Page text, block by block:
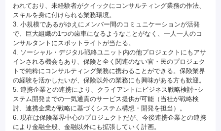
われており、未経験者がクイックにコンサルティング業務の作法、
スキルを身に付けられる業務環境。
3. 小規模であるがゆえにメンバー間のコミュニケーションが活発
で、巨大組織の1つの歯車になるようなことがなく、一人一人のコ
ンサルタントにスポットライトが当たる。
4. ソーシャル・デジタル戦略ユニット内の他プロジェクトにもアサ
インされる機会もあり、保険と全く関連のない官・民のプロジェク
トで純粋にコンサルティング業務に携わることができる。保険業界
の経験を活かしたいが、保険以外の業務にも興味がある方も歓迎。
5. 連携企業との連携により、クライアントにビジネス戦略検討~シ
ステム開発までの一気通貫のサービス提供が可能（当社が戦略検
討、連携企業が戦略に基づくシステム構想・開発を担当）。
6. 現在は保険業界中心のプロジェクトだが、今後連携企業との連携
により金融全般、金融以外にも拡張していく計画。